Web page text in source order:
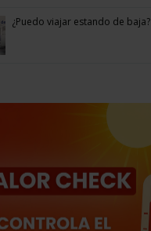
¿Puedo viajar estando de baja?